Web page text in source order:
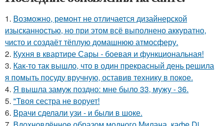
1. Возможно, ремонт не отличается дизайнерской
изысканностью, но при этом всё выполнено аккуратно,
чисто и создаёт тёплую домашнюю атмосферу.
2. Кухня в квартире Сары - боевая и функциональная!
3. Как-то так вышло, что в один прекрасный день решила
я помыть посуду вручную, оставив технику в покое.
4. Я вышла замуж поздно: мне было 33, мужу - 36.
5. "Твоя сестра не ворует!
6. Врачи сделали узи - и были в шоке.